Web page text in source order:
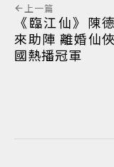
上一篇
《臨江仙》陳
來助陣 離婚仙
國熱播冠軍